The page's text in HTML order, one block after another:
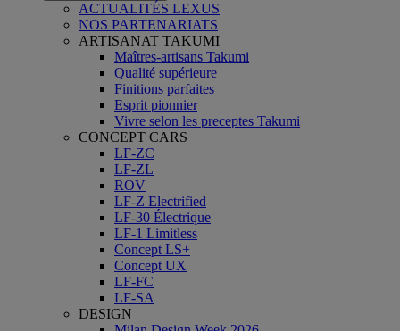
ACTUALITÉS LEXUS
NOS PARTENARIATS
ARTISANAT TAKUMI
Maîtres-artisans Takumi
Qualité supérieure
Finitions parfaites
Esprit pionnier
Vivre selon les preceptes Takumi
CONCEPT CARS
LF-ZC
LF-ZL
ROV
LF-Z Electrified
LF-30 Électrique
LF-1 Limitless
Concept LS+
Concept UX
LF-FC
LF-SA
DESIGN